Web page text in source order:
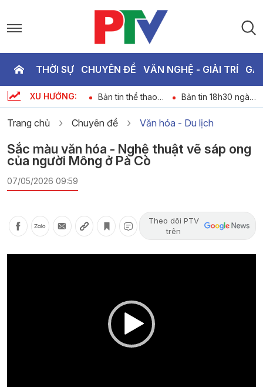
THỜI SỰ CHUYÊN ĐỀ VĂN NGHỆ - GIẢI TRÍ
XU HƯỚNG:
Chương trình thời
sự ngày 08-08-
Bản tin thể thao
ngày 08-08-2026
Bản tin 18h30 ngày
8-8-2026
Trang chủ Chuyên đề Văn hóa - Du lịch
Sắc màu văn hóa - Nghệ thuật vẽ sáp ong
của người Mông ở Pà Cò
07/05/2026 09:59
Theo dõi PTV
trên